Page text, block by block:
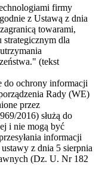
firmy
z Ustawą z dnia
towarami,
strategicznym dla
(tekst
do ochrony informacji
Rady (WE)
przez
2016) służą do
i nie mogą być
informacji
z dnia 5 sierpnia
(Dz. U. Nr 182